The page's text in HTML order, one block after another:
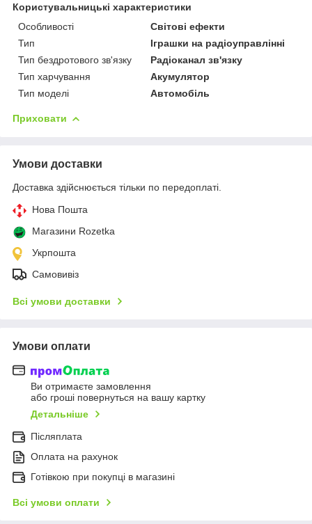
Користувальницькі характеристики
Особливості
Світові ефекти
Тип
Іграшки на радіоуправлінні
Тип бездротового зв'язку
Радіоканал зв'язку
Тип харчування
Акумулятор
Тип моделі
Автомобіль
Приховати
Умови доставки
Доставка здійснюється тільки по передоплаті.
Нова Пошта
Магазини Rozetka
Укрпошта
Самовивіз
Всі умови доставки
Умови оплати
Ви отримаєте замовлення
або гроші повернуться на вашу картку
Детальніше
Післяплата
Оплата на рахунок
Готівкою при покупці в магазині
Всі умови оплати